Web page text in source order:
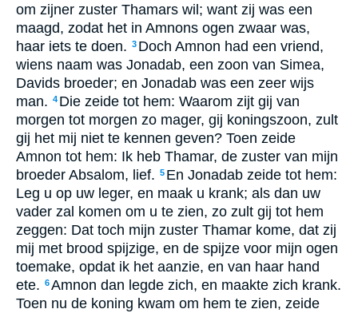
om zijner zuster Thamars wil; want zij was een
maagd, zodat het in Amnons ogen zwaar was,
haar iets te doen. 3 Doch Amnon had een vriend,
wiens naam was Jonadab, een zoon van Simea,
Davids broeder; en Jonadab was een zeer wijs
man. 4 Die zeide tot hem: Waarom zijt gij van
morgen tot morgen zo mager, gij koningszoon, zult
gij het mij niet te kennen geven? Toen zeide
Amnon tot hem: Ik heb Thamar, de zuster van mijn
broeder Absalom, lief. 5 En Jonadab zeide tot hem:
Leg u op uw leger, en maak u krank; als dan uw
vader zal komen om u te zien, zo zult gij tot hem
zeggen: Dat toch mijn zuster Thamar kome, dat zij
mij met brood spijzige, en de spijze voor mijn ogen
toemake, opdat ik het aanzie, en van haar hand
ete. 6Amnon dan legde zich, en maakte zich krank.
Toen nu de koning kwam om hem te zien, zeide